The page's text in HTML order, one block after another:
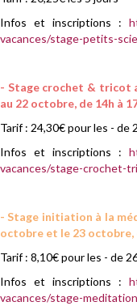
Infos et inscriptions :
vacances/stage-petits-
- Stage crochet & tricot
au 22 octobre, de 14h à
Tarif : 24,30€ pour les - de
Infos et inscriptions :
vacances/stage-crochet-
- Stage initiation à la
octobre et le 23 octobre,
Tarif : 8,10€ pour les - de
Infos et inscriptions :
vacances/stage-